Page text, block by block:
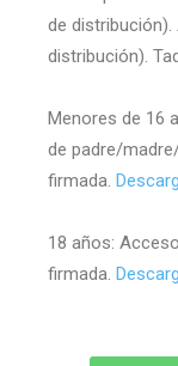
de
distribución).
Menores de 16
de padre/
firmada.
18 años:
firmada.